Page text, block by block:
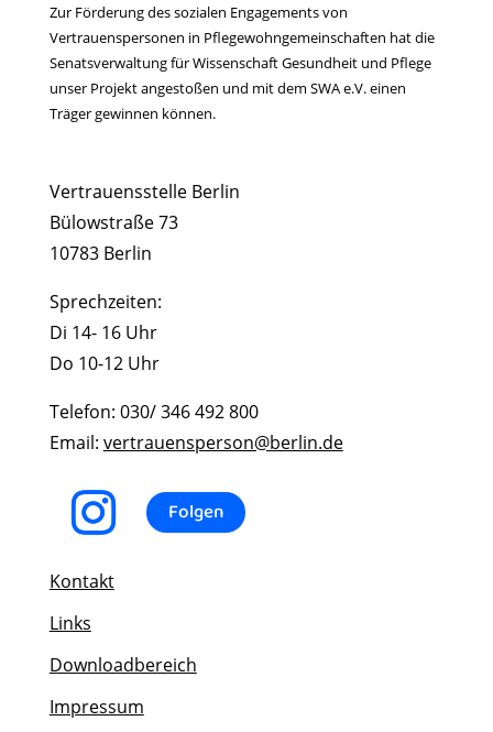
Zur Förderung des sozialen Engagements von
Vertrauenspersonen in Pflegewohngemeinschaften hat die
Senatsverwaltung für Wissenschaft Gesundheit und Pflege
unser Projekt angestoßen und mit dem SWA e.V. einen
Träger gewinnen können.
Vertrauensstelle Berlin
Bülowstraße 73
10783 Berlin
Sprechzeiten:
Di 14- 16 Uhr
Do 10-12 Uhr
Telefon: 030/ 346 492 800
Email: vertrauensperson@berlin.de
Folgen
Kontakt
Links
Downloadbereich
Impressum